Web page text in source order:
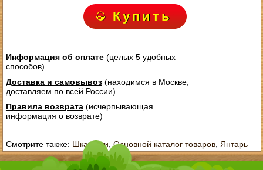
Купить
Информация об оплате(целых 5 удобных
способов)
Доставка и самовывоз(находимся в Москве,
доставляем по всей России)
Правила возврата(исчерпывающая
информация о возврате)
Смотрите также: Шкатулки ,Основной каталог товаров, Янтарь